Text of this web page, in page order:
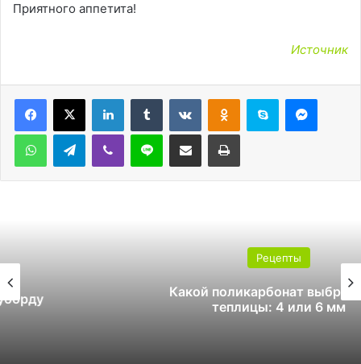
Приятного аппетита!
Источник
LinkedInTumblr ВконтактеОдноклассники
Skype
WhatsAppTelegramViber Line Поделиться через электронную почту Печатать
Какой поликарбонат выбрать для
теплицы: 4 или 6 мм